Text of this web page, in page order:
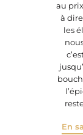
au
à
les
En